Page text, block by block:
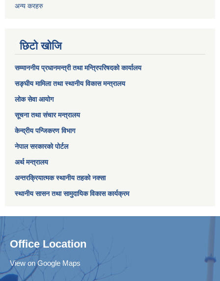
अन्य करहरु
छिटो खोजि
सम्माननीय प्रधानमन्त्री तथा मन्त्रिपरिषद‌को कार्यालय
सङ्घीय मामिला तथा स्थानीय विकास मन्त्रालय
लोक सेवा आयोग
सूचना तथा संचार मन्त्रालय
केन्द्रीय पन्जिकरण विभाग
नेपाल सरकारको पोर्टल
अर्थ मन्त्रालय
अन्तरक्रियात्मक स्थानीय तहको नक्सा
स्थानीय सासन तथा सामुदायिक विकास कार्यक्रम
Office Location
View on Google Maps